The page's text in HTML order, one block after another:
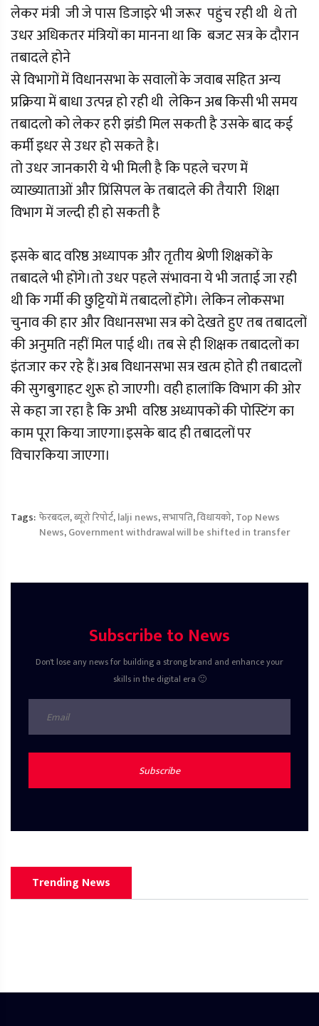
लेकर मंत्री जी जे पास डिजाइरे भी जरूर पहुंच रही थी थे तो
उधर अधिकतर मंत्रियों का मानना था कि बजट सत्र के दौरान
तबादले होने
से विभागों में विधानसभा के सवालों के जवाब सहित अन्य
प्रक्रिया में बाधा उत्पन्न हो रही थी लेकिन अब किसी भी समय
तबादलो को लेकर हरी झंडी मिल सकती है उसके बाद कई
कर्मी इधर से उधर हो सकते है।
तो उधर जानकारी ये भी मिली है कि पहले चरण में
व्याख्याताओं और प्रिंसिपल के तबादले की तैयारी शिक्षा
विभाग में जल्दी ही हो सकती है
इसके बाद वरिष्ठ अध्यापक और तृतीय श्रेणी शिक्षकों के
तबादले भी होंगे।तो उधर पहले संभावना ये भी जताई जा रही
थी कि गर्मी की छुट्टियों में तबादलों होंगे। लेकिन लोकसभा
चुनाव की हार और विधानसभा सत्र को देखते हुए तब तबादलों
की अनुमति नहीं मिल पाई थी। तब से ही शिक्षक तबादलों का
इंतजार कर रहे हैं।अब विधानसभा सत्र खत्म होते ही तबादलों
की सुगबुगाहट शुरू हो जाएगी। वही हालांकि विभाग की ओर
से कहा जा रहा है कि अभी वरिष्ठ अध्यापकों की पोस्टिंग का
काम पूरा किया जाएगा।इसके बाद ही तबादलों पर
विचारकिया जाएगा।
Tags: फेरबदल,ब्यूरो रिपोर्ट,lalji news,सभापति,विधायको,Top News
News,Government withdrawal will be shifted in transfer
Subscribe to News
Don't lose any news for building a strong brand and enhance your
skills in the digital era 🙂
Subscribe
Trending News